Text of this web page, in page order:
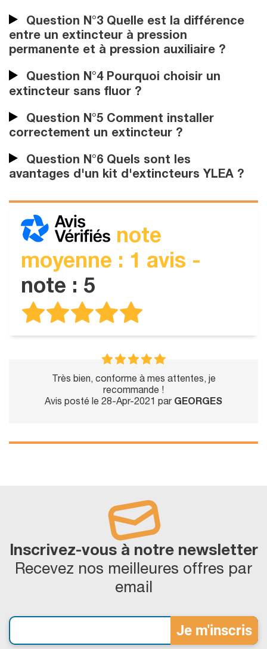
Question N°3 Quelle est la différence
entre un extincteur à pression
permanente et à pression auxiliaire ?
Question N°4 Pourquoi choisir un
extincteur sans fluor ?
Question N°5 Comment installer
correctement un extincteur ?
Question N°6 Quels sont les
avantages d'un kit d'extincteurs YLEA ?
note
moyenne : 1 avis -
note : 5
Très bien, conforme à mes attentes, je
recommande !
Avis posté le 28-Apr-2021 par GEORGES
Inscrivez-vous à notre newsletter
Recevez nos meilleures offres par
email